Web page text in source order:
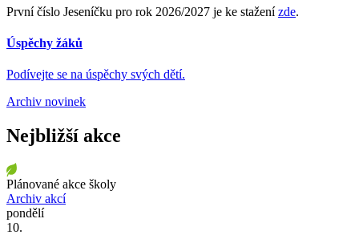
První číslo Jeseníčku pro rok 2026/2027 je ke staženízde.
Úspěchy žáků
Podívejte se na úspěchy svých dětí.
Archiv novinek
Nejbližší akce
Plánované akce školy
Archiv akcí
pondělí
10.